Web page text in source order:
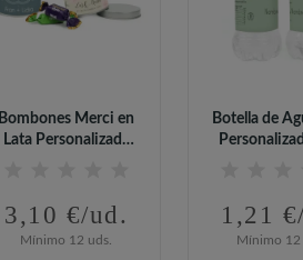
Bombones Merci en
Lata Personalizada
3,10 €/ud.
Mínimo 12 uds.
Botella de
1,21
Mínimo 12